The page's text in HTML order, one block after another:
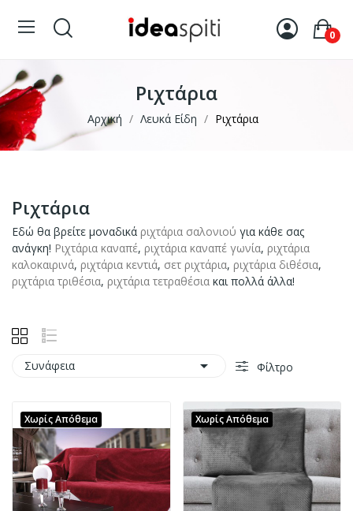
0
Ριχτάρια
Αρχική Λευκά Είδη Ριχτάρια
Ριχτάρια
Εδώ θα βρείτε μοναδικά ριχτάρια σαλονιού για κάθε σας
ανάγκη! Ριχτάρια καναπέ, ριχτάρια καναπέ γωνία, ριχτάρια
καλοκαιρινά, ριχτάρια κεντιά, σετ ριχτάρια, ριχτάρια διθέσια,
ριχτάρια τριθέσια, ριχτάρια τετραθέσια και πολλά άλλα!
Συνάφεια  Φίλτρο
Χωρίς Απόθεμα Χωρίς Απόθεμα